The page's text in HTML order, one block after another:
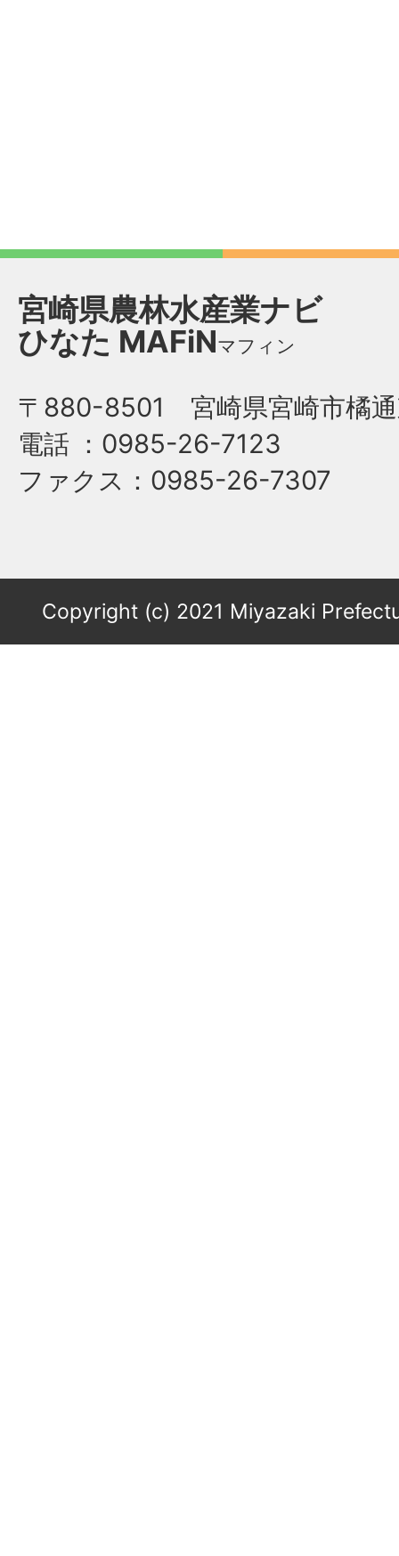
宮崎県農林水産業ナビ
ひなた MAFiNマフィン
〒880-8501 宮崎県宮崎市橘通
電話 ：0985-26-7123
ファクス ：0985-26-7307
Copyright (c) 2021 Miyazaki